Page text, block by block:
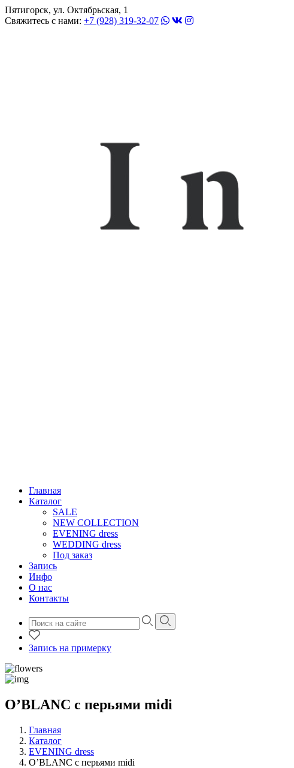
Пятигорск, ул. Октябрьская, 1
Свяжитесь с нами: +7 (928) 319-32-07
Главная
Каталог
SALE
NEW COLLECTION
EVENING dress
WEDDING dress
Под заказ
Запись
Инфо
О нас
Контакты
Запись на примерку
O’BLANC с перьями midi
Главная
Каталог
EVENING dress
O’BLANC с перьями midi